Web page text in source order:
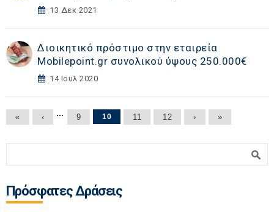
13 Δεκ 2021
Διοικητικό πρόστιμο στην εταιρεία
Mobilepoint.gr συνολικού ύψους 250.000€
14 Ιουλ 2020
Σελίδες
« ‹ … 9 10 11 12 › »
Πρόσφατες Δράσεις